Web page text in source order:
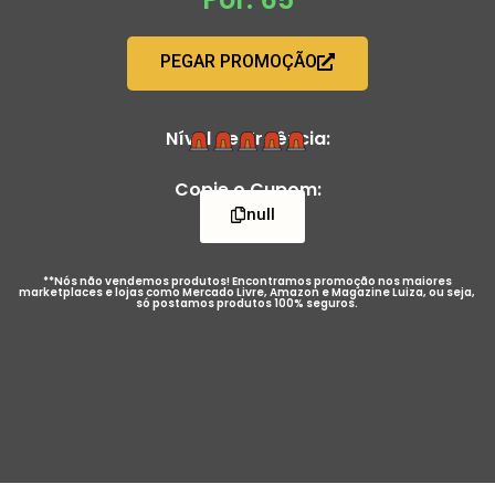
PEGAR PROMOÇÃO
Nível de Urgência:
Copie o Cupom:
null
**Nós não vendemos produtos! Encontramos promoção nos maiores
marketplaces e lojas como Mercado Livre, Amazon e Magazine Luiza, ou seja,
só postamos produtos 100% seguros.